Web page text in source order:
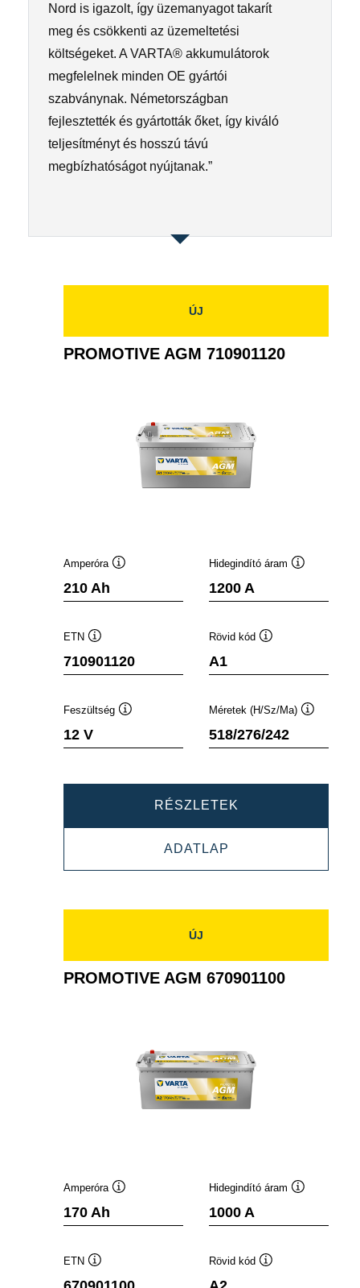
Nord is igazolt, így üzemanyagot takarít
meg és csökkenti az üzemeltetési
költségeket. A VARTA® akkumulátorok
megfelelnek minden OE gyártói
szabványnak. Németországban
fejlesztették és gyártották őket, így kiváló
teljesítményt és hosszú távú
megbízhatóságot nyújtanak.”
ÚJ
PROMOTIVE AGM 710901120
Amperóra
210 Ah
Hidegindító áram
1200 A
ETN
710901120
Rövid kód
A1
Feszültség
12 V
Méretek (H/Sz/Ma)
518/276/242
RÉSZLETEK
AGM
ADATLAP
AGM
ÚJ
PROMOTIVE AGM 670901100
Amperóra
170 Ah
Hidegindító áram
1000 A
ETN
Rövid kód